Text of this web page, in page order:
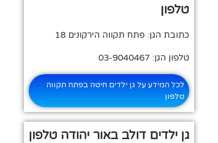
טלפון
כתובת הגן: פתח תקווה הירקונים 18
טלפון הגן: 03-9040467
לכל המידע על גן ילדים חיטה בפתח תקווה
טלפון
גן ילדים דולב באור יהודה טלפון